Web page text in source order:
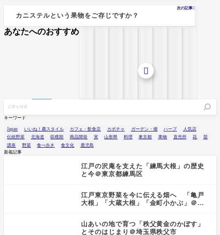
次の記事
カニステルという果物をご存じですか？
キーワード
Japan いいね！農スタイル カフェ・飲食店 カボチャ ガーデン・畑 ハーブ
人気店
伝統野菜
北海道 収穫期 商品開発 実 山形県 料理 東京都 果物 直売所 花
苗
講座
野菜 食べ歩き 食文化
鹿児島
新着記事
江戸の沢庵を支えた「練馬大根」の歴史
と今＠東京都練馬区
江戸東京野菜を今に伝える畑へ 「亀戸
大根」「大蔵大根」「金町小かぶ」＠東
山あいの地で育つ「秩父黄金のかぼす」
とそのはじまり＠埼玉県秩父市
あなたへのおすすめ
